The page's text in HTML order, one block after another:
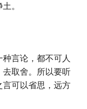
。
言论，都不可人
取舍。所以要听
可以省思，远方